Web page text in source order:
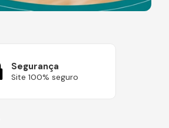
Segurança
Site 100% seguro